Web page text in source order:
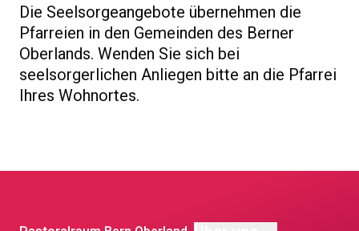
Die Seelsorgeangebote übernehmen die
Pfarreien in den Gemeinden des Berner
Oberlands. Wenden Sie sich bei
seelsorgerlichen Anliegen bitte an die Pfarrei
Ihres Wohnortes.